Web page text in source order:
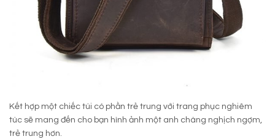
Kết hợp một chiếc túi có phần trẻ trung với trang phục nghiêm
túc sẽ mang đến cho bạn hình ảnh một anh chàng nghịch ngợm,
trẻ trung hơn.